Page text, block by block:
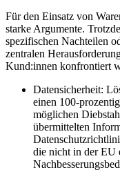
Für den Einsatz von
starke Argumente.
spezifischen Nachteilen
zentralen
Kund:innen konfrontiert
Datensicherheit:
einen 100-
möglichen
übermittelten
die nicht in der EU